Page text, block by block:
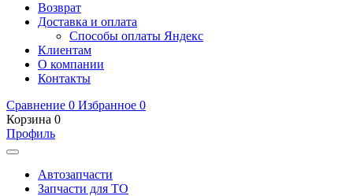
Возврат
Доставка и оплата
Способы оплаты Яндекс
Клиентам
О компании
Контакты
Сравнение 0 Избранное 0
Корзина 0
Профиль
Автозапчасти
Запчасти для ТО